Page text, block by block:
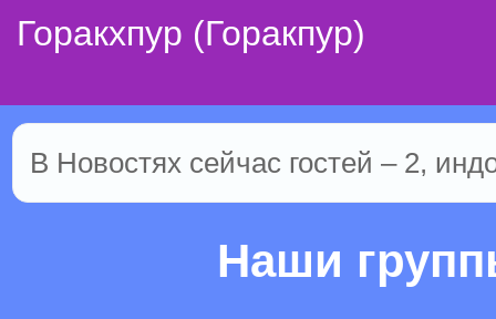
Горакхпур (Горакпур)
В Новостях сейчас гостей – 2,
Наши